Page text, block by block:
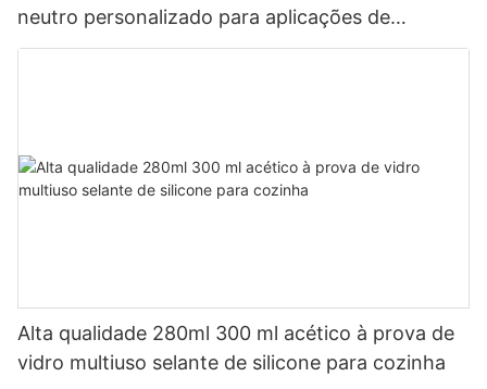
neutro personalizado para aplicações de
banheiro de cozinha aplicações de banheiro
Alta qualidade 280ml 300 ml acético à prova de
vidro multiuso selante de silicone para cozinha